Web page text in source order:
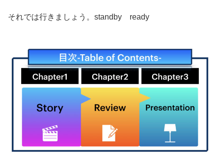
それでは行きましょう。standby ready